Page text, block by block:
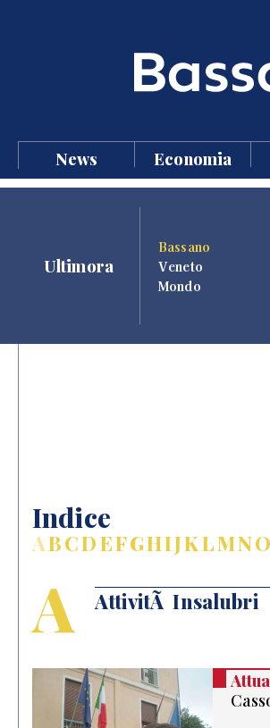
News Economia
Ultimora
Bassano
Veneto
Mondo
Indice
ABCDEFGHIJKLMNO
A AttivitÃ Insalubri